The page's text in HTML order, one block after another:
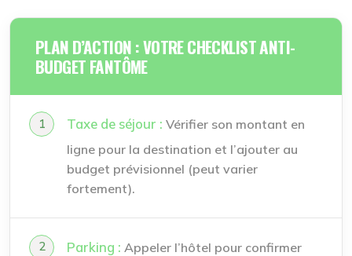
PLAN D’ACTION : VOTRE CHECKLIST ANTI-
BUDGET FANTÔME
Taxe de séjour : Vérifier son montant en
ligne pour la destination et l’ajouter au
budget prévisionnel (peut varier
fortement).
Parking : Appeler l’hôtel pour confirmer